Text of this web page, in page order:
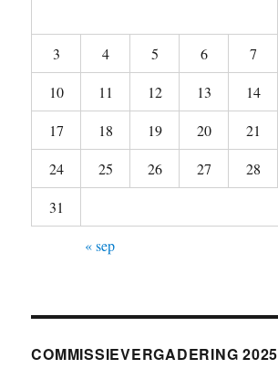
3
4 5 6 7
10
11 12 13 14
17
18 19 20 21
24
25 26 27 28
31
« sep
COMMISSIEVERGADERING 2025